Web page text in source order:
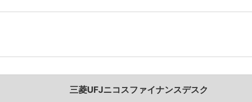
三菱UFJニコスファイナンスデスク